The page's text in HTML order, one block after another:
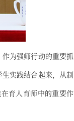
为强师行动的重要抓
实践结合起来，从制
育人育师中的重要作